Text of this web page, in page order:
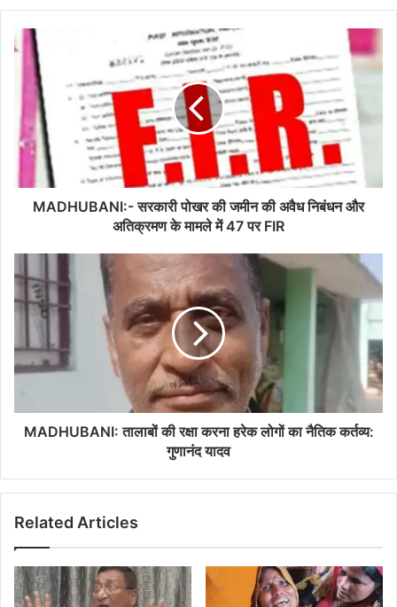
MADHUBANI:-
सरकारी
पोखर
जमीन
अवैध
और
अतिक्रमण
47
पर
MADHUBANI:- सरकारी पोखर की जमीन की अवैध निबंधन और
अतिक्रमण के मामले में 47 पर FIR
तालाबों
की
हरेक
लोगों
नैतिक
कर्तव्य:
MADHUBANI: तालाबों की रक्षा करना हरेक लोगों का नैतिक कर्तव्य:
गुणानंद यादव
Related Articles